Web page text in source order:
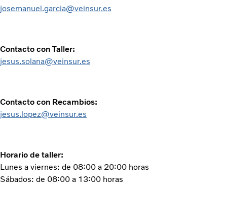
josemanuel.garcia@veinsur.es
Contacto con Taller:
jesus.solana@veinsur.es
Contacto con Recambios:
jesus.lopez@veinsur.es
Horario de taller:
Lunes a viernes: de 08:00 a 20:00 horas
Sábados: de 08:00 a 13:00 horas